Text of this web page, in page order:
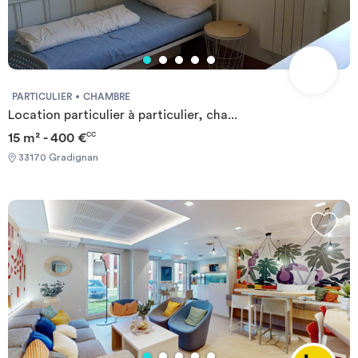
terrains de padel. Avec son parking en sous-sol, sa localisation
stratégique et ses nombreux services, Ecla Bordeaux se présente
comme une résidence étudiante nouvelle génération, alliant
confort, communauté et lifestyle. *éligible à GarantMe *éligible
aux APLs pour séjours supérieurs à 8 mois.
PARTICULIER CHAMBRE
Location particulier à particulier, cha...
15 m² - 400 €CC
33170 Gradignan